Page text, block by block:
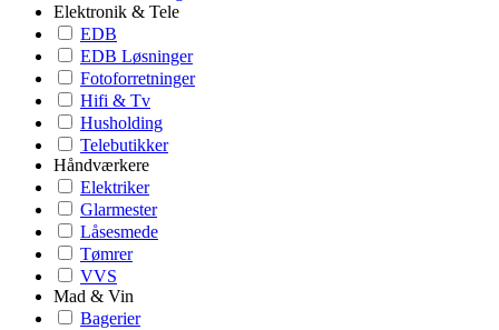
Elektronik & Tele
EDB
EDB Løsninger
Fotoforretninger
Hifi & Tv
Husholding
Telebutikker
Håndværkere
Elektriker
Glarmester
Låsesmede
Tømrer
VVS
Mad & Vin
Bagerier